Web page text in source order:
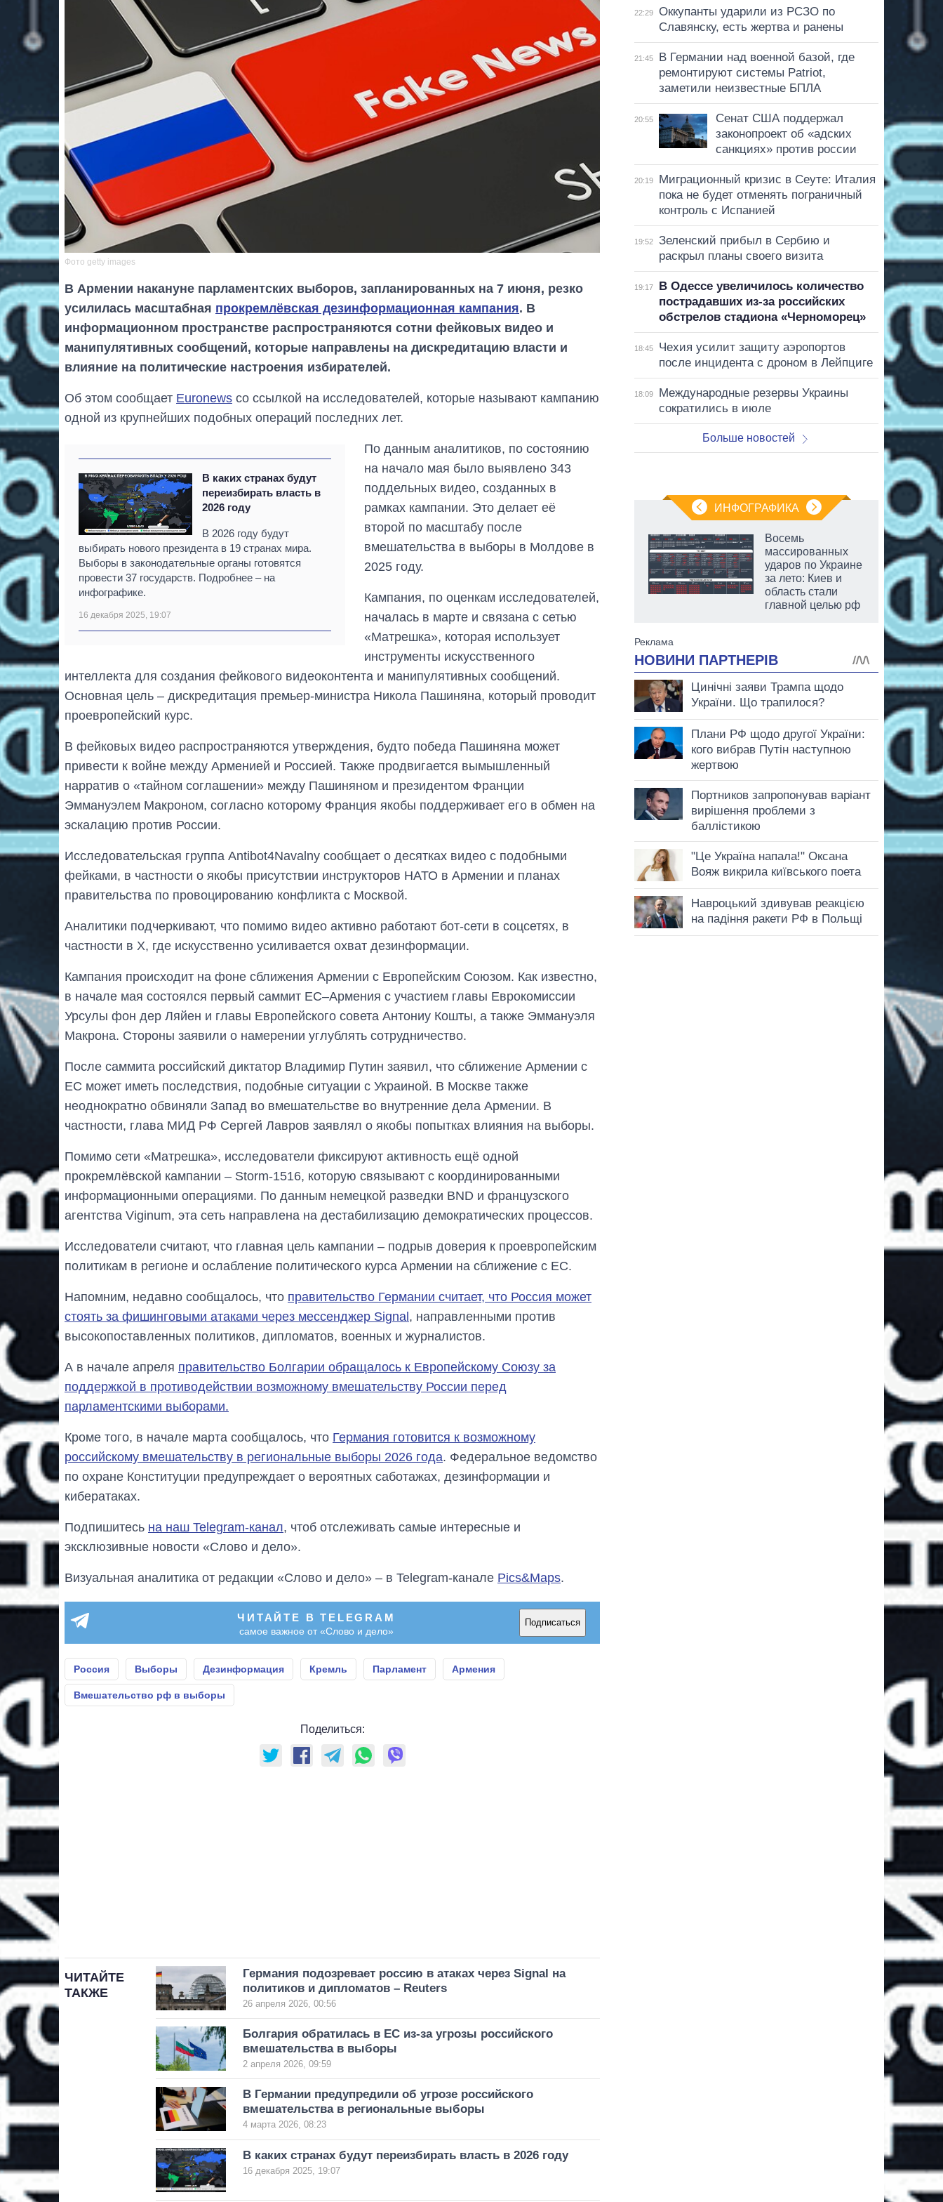
Фото getty images
В Армении накануне парламентских выборов, запланированных на 7 июня, резко
усилилась масштабная прокремлёвская дезинформационная кампания. В
информационном пространстве распространяются сотни фейковых видео и
манипулятивных сообщений, которые направлены на дискредитацию власти и
влияние на политические настроения избирателей.
Об этом сообщает Euronews со ссылкой на исследователей, которые называют кампанию
одной из крупнейших подобных операций последних лет.
В каких странах будут
переизбирать власть в
2026 году
В 2026 году будут
выбирать нового президента в 19 странах мира.
Выборы в законодательные органы готовятся
провести 37 государств. Подробнее – на
инфографике.
16 декабря 2025, 19:07
По данным аналитиков, по состоянию
на начало мая было выявлено 343
поддельных видео, созданных в
рамках кампании. Это делает её
второй по масштабу после
вмешательства в выборы в Молдове в
2025 году.
Кампания, по оценкам исследователей,
началась в марте и связана с сетью
«Матрешка», которая использует
инструменты искусственного
интеллекта для создания фейкового видеоконтента и манипулятивных сообщений.
Основная цель – дискредитация премьер-министра Никола Пашиняна, который проводит
проевропейский курс.
В фейковых видео распространяются утверждения, будто победа Пашиняна может
привести к войне между Арменией и Россией. Также продвигается вымышленный
нарратив о «тайном соглашении» между Пашиняном и президентом Франции
Эммануэлем Макроном, согласно которому Франция якобы поддерживает его в обмен на
эскалацию против России.
Исследовательская группа Antibot4Navalny сообщает о десятках видео с подобными
фейками, в частности о якобы присутствии инструкторов НАТО в Армении и планах
правительства по провоцированию конфликта с Москвой.
Аналитики подчеркивают, что помимо видео активно работают бот-сети в соцсетях, в
частности в X, где искусственно усиливается охват дезинформации.
Кампания происходит на фоне сближения Армении с Европейским Союзом. Как известно,
в начале мая состоялся первый саммит ЕС–Армения с участием главы Еврокомиссии
Урсулы фон дер Ляйен и главы Европейского совета Антониу Кошты, а также Эммануэля
Макрона. Стороны заявили о намерении углублять сотрудничество.
После саммита российский диктатор Владимир Путин заявил, что сближение Армении с
ЕС может иметь последствия, подобные ситуации с Украиной. В Москве также
неоднократно обвиняли Запад во вмешательстве во внутренние дела Армении. В
частности, глава МИД РФ Сергей Лавров заявлял о якобы попытках влияния на выборы.
Помимо сети «Матрешка», исследователи фиксируют активность ещё одной
прокремлёвской кампании – Storm-1516, которую связывают с координированными
информационными операциями. По данным немецкой разведки BND и французского
агентства Viginum, эта сеть направлена на дестабилизацию демократических процессов.
Исследователи считают, что главная цель кампании – подрыв доверия к проевропейским
политикам в регионе и ослабление политического курса Армении на сближение с ЕС.
Напомним, недавно сообщалось, что правительство Германии считает, что Россия может
стоять за фишинговыми атаками через мессенджер Signal, направленными против
высокопоставленных политиков, дипломатов, военных и журналистов.
А в начале апреля правительство Болгарии обращалось к Европейскому Союзу за
поддержкой в противодействии возможному вмешательству России перед
парламентскими выборами.
Кроме того, в начале марта сообщалось, что Германия готовится к возможному
российскому вмешательству в региональные выборы 2026 года. Федеральное ведомство
по охране Конституции предупреждает о вероятных саботажах, дезинформации и
кибератаках.
Подпишитесь на наш Telegram-канал, чтоб отслеживать самые интересные и
эксклюзивные новости «Слово и дело».
Визуальная аналитика от редакции «Слово и дело» – в Telegram-канале Pics&Maps.
ЧИТАЙТЕ В TELEGRAM
самое важное от «Слово и дело»
Подписаться
Россия Выборы Дезинформация Кремль Парламент Армения
Вмешательство рф в выборы
Поделиться:
ЧИТАЙТЕ
ТАКЖЕ
Германия подозревает россию в атаках через Signal на
политиков и дипломатов – Reuters
26 апреля 2026, 00:56
Болгария обратилась в ЕС из-за угрозы российского
вмешательства в выборы
2 апреля 2026, 09:59
В Германии предупредили об угрозе российского
вмешательства в региональные выборы
4 марта 2026, 08:23
В каких странах будут переизбирать власть в 2026 году
16 декабря 2025, 19:07
22:29
Оккупанты ударили из РСЗО по
Славянску, есть жертва и ранены
21:45
В Германии над военной базой, где
ремонтируют системы Patriot,
заметили неизвестные БПЛА
20:55
Сенат США поддержал
законопроект об «адских
санкциях» против россии
20:19
Миграционный кризис в Сеуте: Италия
пока не будет отменять пограничный
контроль с Испанией
19:52
Зеленский прибыл в Сербию и
раскрыл планы своего визита
19:17
В Одессе увеличилось количество
пострадавших из-за российских
обстрелов стадиона «Черноморец»
18:45
Чехия усилит защиту аэропортов
после инцидента с дроном в Лейпциге
18:09
Международные резервы Украины
сократились в июле
Больше новостей
ИНФОГРАФИКА
как вырос спрос
что прогнозируют
на 2027-й
Восемь
массированных
ударов по Украине
за лето: Киев и
область стали
главной целью рф